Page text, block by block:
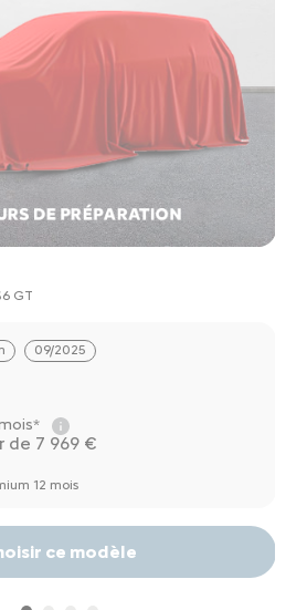
GT
09/2025
de 7 969 €
12 mois
ce modèle